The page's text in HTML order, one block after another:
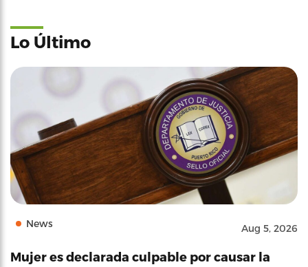
Lo Último
News Aug 5, 2026
Mujer es declarada culpable por causar la